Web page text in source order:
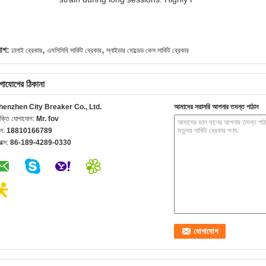
ঢালাই ব্রেকার, এমসিসিবি সার্কিট ব্রেকার, স্নাইডার মোল্ডেড কেস সার্কিট ব্রেকার
ঠিকানা
City Breaker Co., Ltd.
যোগাযোগ: Mr. fov
18810166789
86-189-4289-0330
আমাদের সরাসরি আপনার তদন্ত পাঠান